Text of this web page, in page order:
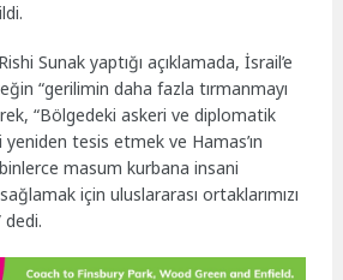
Sunak yaptığı açıklamada, İsrail’e
“gerilimin daha fazla tırmanmayı
“Bölgedeki askeri ve diplomatik
tesis etmek ve Hamas’ın
binlerce masum kurbana insani
için uluslararası ortaklarımızı